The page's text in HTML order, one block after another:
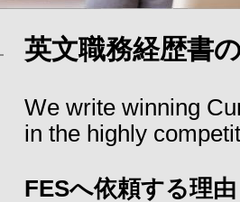
英文職務経歴書
We write winning
in the highly
FESへ依頼する理